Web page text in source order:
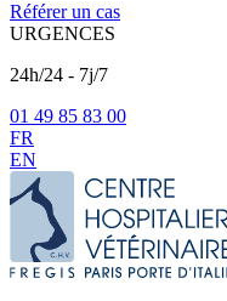
Référer un cas
URGENCES
24h/24 - 7j/7
01 49 85 83 00
FR
EN